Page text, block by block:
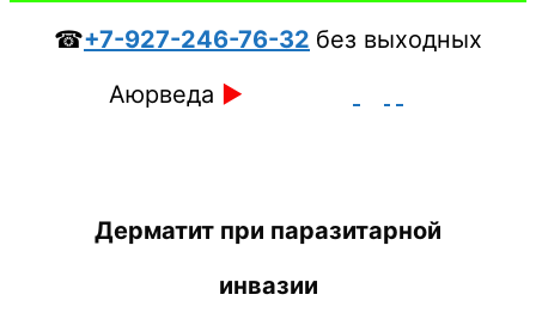
☎+7-927-246-76-32 без выходных
Аюрведа ►
Дерматит при паразитарной
инвазии